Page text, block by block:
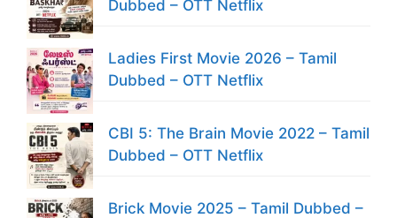
Dubbed – OTT Netflix
Ladies First Movie 2026 – Tamil
Dubbed – OTT Netflix
CBI 5: The Brain Movie 2022 – Tamil
Dubbed – OTT Netflix
Brick Movie 2025 – Tamil Dubbed –